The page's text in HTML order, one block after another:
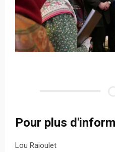
Pour plus
Lou Raioulet